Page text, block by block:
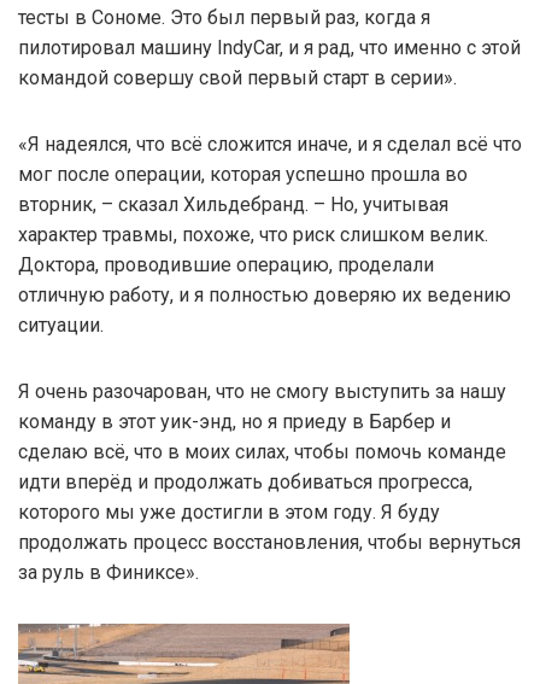
тесты в Сономе. Это был первый раз, когда я
пилотировал машину IndyCar, и я рад, что именно с этой
командой совершу свой первый старт в серии».
«Я надеялся, что всё сложится иначе, и я сделал всё что
мог после операции, которая успешно прошла во
вторник, – сказал Хильдебранд. – Но, учитывая
характер травмы, похоже, что риск слишком велик.
Доктора, проводившие операцию, проделали
отличную работу, и я полностью доверяю их ведению
ситуации.
Я очень разочарован, что не смогу выступить за нашу
команду в этот уик-энд, но я приеду в Барбер и
сделаю всё, что в моих силах, чтобы помочь команде
идти вперёд и продолжать добиваться прогресса,
которого мы уже достигли в этом году. Я буду
продолжать процесс восстановления, чтобы вернуться
за руль в Финиксе».